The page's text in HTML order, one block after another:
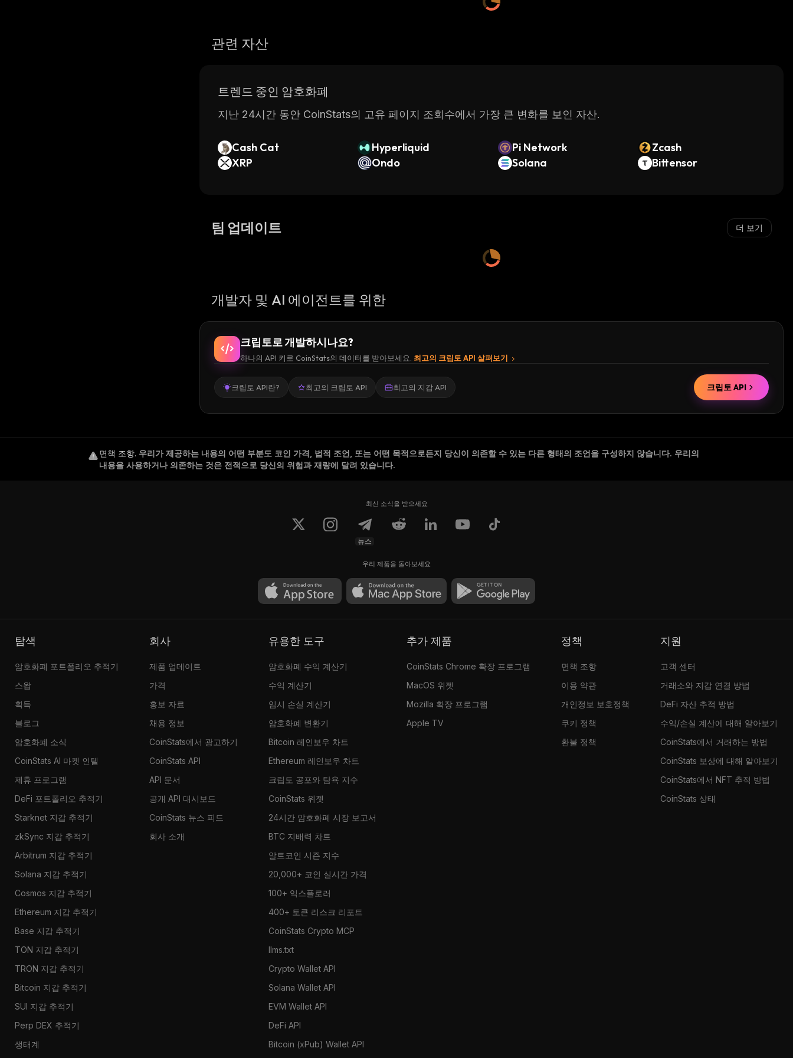
관련 자산
트렌드 중인 암호화폐
지난 24시간 동안 CoinStats의 고유 페이지 조회수에서 가장 큰 변화를 보인 자산.
Cash Cat Hyperliquid Pi Network
Zcash
XRP
Ondo Solana Bittensor
팀 업데이트 더 보기
개발자 및 AI 에이전트를 위한
크립토로 개발하시나요?
하나의 API 키로 CoinStats의 데이터를 받아보세요. 최고의 크립토 API 살펴보기
크립토 API란? 최고의 크립토 API 최고의 지갑 API 크립토 API
면책 조항. 우리가 제공하는 내용의 어떤 부분도 코인 가격, 법적 조언, 또는 어떤 목적으로든지 당신이 의존할 수 있는 다른 형태의 조언을 구성하지 않습니다. 우리의
내용을 사용하거나 의존하는 것은 전적으로 당신의 위험과 재량에 달려 있습니다.
최신 소식을 받으세요
뉴스
우리 제품을 돌아보세요
탐색
암호화폐 포트폴리오 추적기
스왑
획득
블로그
암호화폐 소식
CoinStats AI 마켓 인텔
제휴 프로그램
DeFi 포트폴리오 추적기
Starknet 지갑 추적기
zkSync 지갑 추적기
Arbitrum 지갑 추적기
Solana 지갑 추적기
Cosmos 지갑 추적기
Ethereum 지갑 추적기
Base 지갑 추적기
TON 지갑 추적기
TRON 지갑 추적기
Bitcoin 지갑 추적기
SUI 지갑 추적기
Perp DEX 추적기
생태계
회사
제품 업데이트
가격
홍보 자료
채용 정보
CoinStats에서 광고하기
CoinStats API
API 문서
공개 API 대시보드
CoinStats 뉴스 피드
회사 소개
유용한 도구
암호화폐 수익 계산기
수익 계산기
임시 손실 계산기
암호화폐 변환기
Bitcoin 레인보우 차트
Ethereum 레인보우 차트
크립토 공포와 탐욕 지수
CoinStats 위젯
24시간 암호화폐 시장 보고서
BTC 지배력 차트
알트코인 시즌 지수
20,000+ 코인 실시간 가격
100+ 익스플로러
400+ 토큰 리스크 리포트
CoinStats Crypto MCP
llms.txt
Crypto Wallet API
Solana Wallet API
EVM Wallet API
DeFi API
Bitcoin (xPub) Wallet API
추가 제품
CoinStats Chrome 확장 프로그램
MacOS 위젯
Mozilla 확장 프로그램
Apple TV
정책
면책 조항
이용 약관
개인정보 보호정책
쿠키 정책
환불 정책
지원
고객 센터
거래소와 지갑 연결 방법
DeFi 자산 추적 방법
수익/손실 계산에 대해 알아보기
CoinStats에서 거래하는 방법
CoinStats 보상에 대해 알아보기
CoinStats에서 NFT 추적 방법
CoinStats 상태